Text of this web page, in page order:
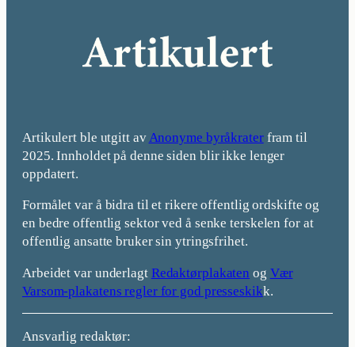
Artikulert ble utgitt av Anonyme byråkraterfram til
2025. Innholdet på denne siden blir ikke lenger
oppdatert.
Formålet var å bidra til et rikere offentlig ordskifte og
en bedre offentlig sektor ved å senke terskelen for at
offentlig ansatte bruker sin ytringsfrihet.
Arbeidet var underlagt Redaktørplakaten og Vær
Varsom-plakatens regler for god presseskikk.
Ansvarlig redaktør: